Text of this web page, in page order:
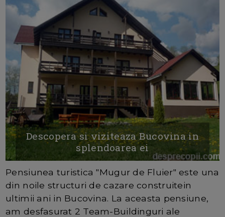
Descopera si viziteaza Bucovina in
splendoarea ei
Pensiunea turistica "Mugur de Fluier" este una
din noile structuri de cazare construitein
ultimii ani in Bucovina. La aceasta pensiune,
am desfasurat 2 Team-Buildinguri ale